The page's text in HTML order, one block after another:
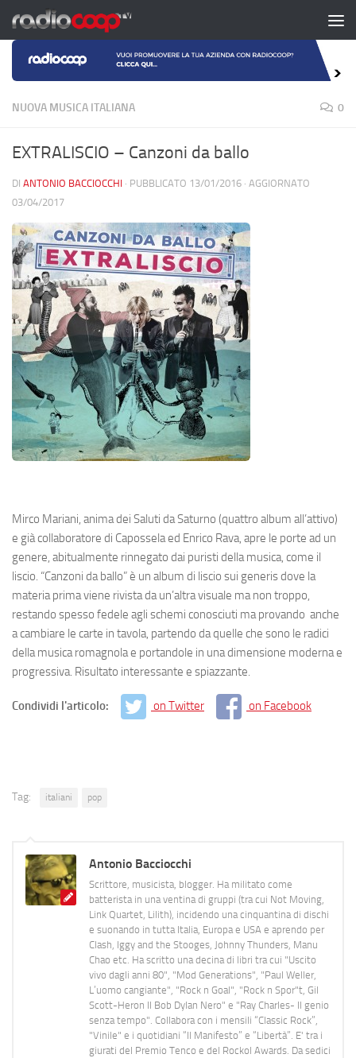
Salta al contenuto
NUOVA MUSICA ITALIANA 0
EXTRALISCIO – Canzoni da ballo
DI ANTONIO BACCIOCCHI · PUBBLICATO 13/01/2016 · AGGIORNATO
03/04/2017
Mirco Mariani, anima dei Saluti da Saturno (quattro album all’attivo)
e già collaboratore di Capossela ed Enrico Rava, apre le porte ad un
genere, abitualmente rinnegato dai puristi della musica, come il
liscio. “Canzoni da ballo” è un album di liscio sui generis dove la
materia prima viene rivista da un’altra visuale ma non troppo,
restando spesso fedele agli schemi conosciuti ma provando anche
a cambiare le carte in tavola, partendo da quelle che sono le radici
della musica romagnola e portandole in una dimensione moderna e
progressiva. Risultato interessante e spiazzante.
Condividi l'articolo: on Twitter on Facebook
Tag: italiani pop
Antonio Bacciocchi
Scrittore, musicista, blogger. Ha militato come
batterista in una ventina di gruppi (tra cui Not Moving,
Link Quartet, Lilith), incidendo una cinquantina di dischi
e suonando in tutta Italia, Europa e USA e aprendo per
Clash, Iggy and the Stooges, Johnny Thunders, Manu
Chao etc. Ha scritto una decina di libri tra cui "Uscito
vivo dagli anni 80", "Mod Generations", "Paul Weller,
L’uomo cangiante", "Rock n Goal", "Rock n Spor"t, Gil
Scott-Heron Il Bob Dylan Nero" e "Ray Charles- Il genio
senza tempo". Collabora con i mensili “Classic Rock”,
"Vinile" e i quotidiani “Il Manifesto” e “Libertà”. E' tra i
giurati del Premio Tenco e del Rockol Awards. Da sedici